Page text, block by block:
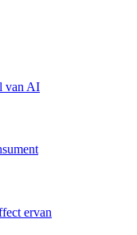
van AI
ervan